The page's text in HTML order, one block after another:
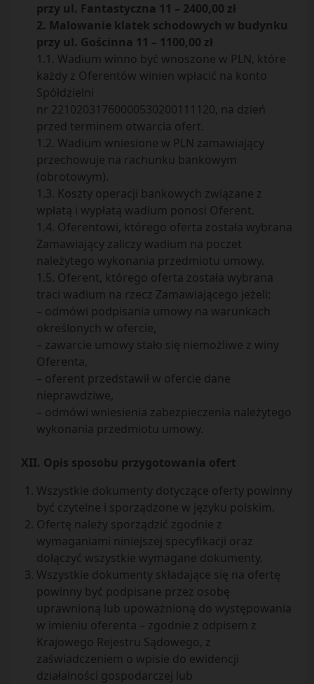
przy ul. Fantastyczna 11 – 2400,00 zł
2. Malowanie klatek schodowych w budynku
przy ul. Gościnna 11 – 1100,00 zł
1.1. Wadium winno być wnoszone w PLN, które
każdy z Oferentów winien wpłacić na konto
Spółdzielni
nr 22102031760000530200111120, na dzień
przed terminem otwarcia ofert.
1.2. Wadium wniesione w PLN zamawiający
przechowuje na rachunku bankowym
(obrotowym).
1.3. Koszty operacji bankowych związane z
wpłatą i wypłatą wadium ponosi Oferent.
1.4. Oferentowi, którego oferta została wybrana
Zamawiający zaliczy wadium na poczet
należytego wykonania przedmiotu umowy.
1.5. Oferent, którego oferta została wybrana
traci wadium na rzecz Zamawiającego jeżeli:
– odmówi podpisania umowy na warunkach
określonych w ofercie,
– zawarcie umowy stało się niemożliwe z winy
Oferenta,
– oferent przedstawił w ofercie dane
nieprawdziwe,
– odmówi wniesienia zabezpieczenia należytego
wykonania przedmiotu umowy.
XII. Opis sposobu przygotowania ofert
Wszystkie dokumenty dotyczące oferty powinny
być czytelne i sporządzone w języku polskim.
Ofertę należy sporządzić zgodnie z
wymaganiami niniejszej specyfikacji oraz
dołączyć wszystkie wymagane dokumenty.
Wszystkie dokumenty składające się na ofertę
powinny być podpisane przez osobę
uprawnioną lub upoważnioną do występowania
w imieniu oferenta – zgodnie z odpisem z
Krajowego Rejestru Sądowego, z
zaświadczeniem o wpisie do ewidencji
działalności gospodarczej lub